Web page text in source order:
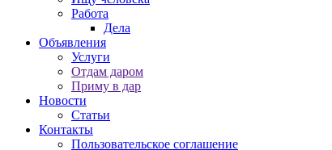
Работа
Дела
Объявления
Услуги
Отдам даром
Приму в дар
Новости
Статьи
Контакты
Пользовательское соглашение